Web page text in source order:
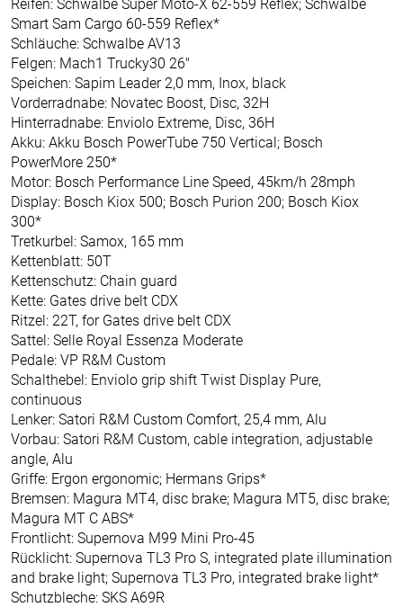
Reifen: Schwalbe Super Moto-X 62-559 Reflex; Schwalbe
Smart Sam Cargo 60-559 Reflex*
Schläuche: Schwalbe AV13
Felgen: Mach1 Trucky30 26"
Speichen: Sapim Leader 2,0 mm, Inox, black
Vorderradnabe: Novatec Boost, Disc, 32H
Hinterradnabe: Enviolo Extreme, Disc, 36H
Akku: Akku Bosch PowerTube 750 Vertical; Bosch
PowerMore 250*
Motor: Bosch Performance Line Speed, 45km/h 28mph
Display: Bosch Kiox 500; Bosch Purion 200; Bosch Kiox
300*
Tretkurbel: Samox, 165 mm
Kettenblatt: 50T
Kettenschutz: Chain guard
Kette: Gates drive belt CDX
Ritzel: 22T, for Gates drive belt CDX
Sattel: Selle Royal Essenza Moderate
Pedale: VP R&M Custom
Schalthebel: Enviolo grip shift Twist Display Pure,
continuous
Lenker: Satori R&M Custom Comfort, 25,4 mm, Alu
Vorbau: Satori R&M Custom, cable integration, adjustable
angle, Alu
Griffe: Ergon ergonomic; Hermans Grips*
Bremsen: Magura MT4, disc brake; Magura MT5, disc brake;
Magura MT C ABS*
Frontlicht: Supernova M99 Mini Pro-45
Rücklicht: Supernova TL3 Pro S, integrated plate illumination
and brake light; Supernova TL3 Pro, integrated brake light*
Schutzbleche: SKS A69R